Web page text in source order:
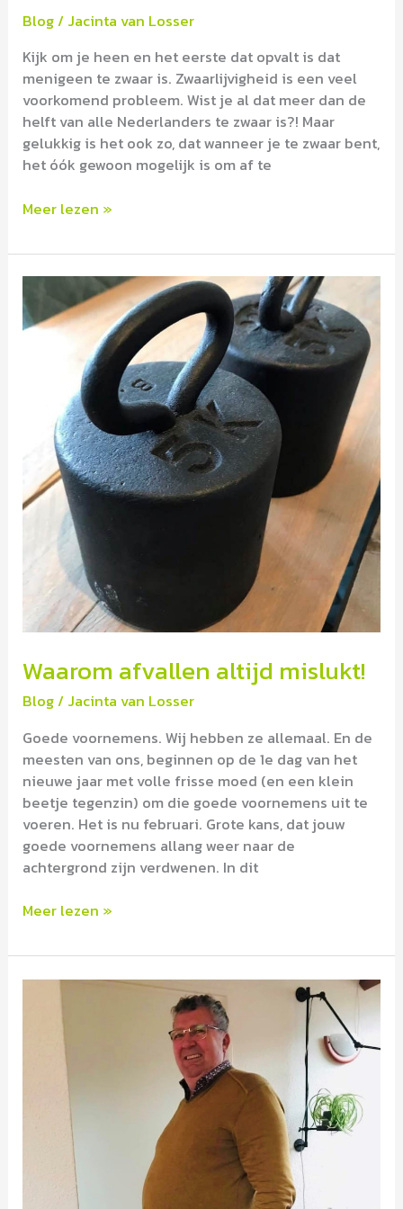
Blog/ Jacinta van Losser
Kijk om je heen en het eerste dat opvalt is dat
menigeen te zwaar is. Zwaarlijvigheid is een veel
voorkomend probleem. Wist je al dat meer dan de
helft van alle Nederlanders te zwaar is?! Maar
gelukkig is het ook zo, dat wanneer je te zwaar bent,
het óók gewoon mogelijk is om af te
Meer lezen »
Waarom afvallen altijd mislukt!
Blog/ Jacinta van Losser
Goede voornemens. Wij hebben ze allemaal. En de
meesten van ons, beginnen op de 1e dag van het
nieuwe jaar met volle frisse moed (en een klein
beetje tegenzin) om die goede voornemens uit te
voeren. Het is nu februari. Grote kans, dat jouw
goede voornemens allang weer naar de
achtergrond zijn verdwenen. In dit
Waarom
afvallen
altijd
Meer lezen »